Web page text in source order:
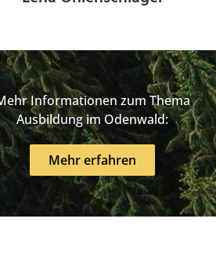
Informationen zum Thema
Ausbildung im Odenwald:
Mehr erfahren